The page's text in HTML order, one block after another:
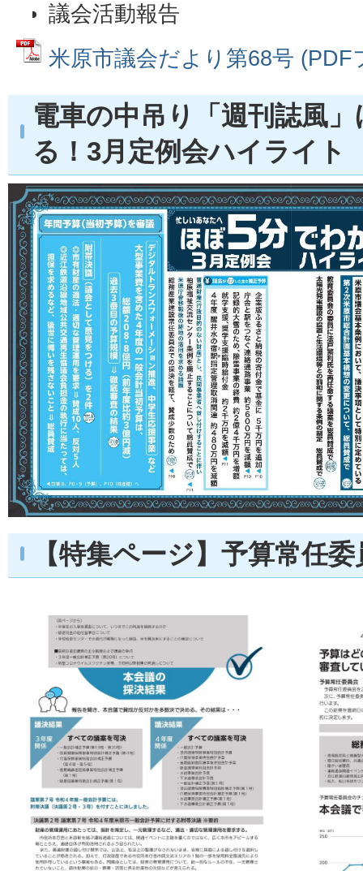
議会活動報告
米原市議会だより第68号 (PDF
電車の中吊り「週刊誌風
る！3月定例会ハイライト
【特集ページ】予算常任